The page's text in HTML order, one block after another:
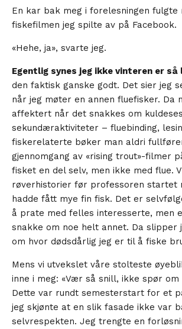
En kar bak meg i forelesningen fulgte
fiskefilmen jeg spilte av på Facebook.
«Hehe, ja», svarte jeg.
Egentlig synes jeg ikke vinteren er så
den faktisk ganske godt. Det sier jeg
når jeg møter en annen fluefisker. Da
affektert når det snakkes om
sekundæraktiviteter – fluebinding,
fiskerelaterte bøker man aldri
gjennomgang av «rising trout»-filmer
fisket en del selv, men ikke med flue.
røverhistorier før professoren startet
hadde fått mye fin fisk. Det er
å prate med felles interesserte, men
snakke om noe helt annet. Da slipper
om hvor dødsdårlig jeg er til å fiske
Mens vi utvekslet våre stolteste
inne i meg: «Vær så snill, ikke spør om
Dette var rundt semesterstart for et
jeg skjønte at en slik fasade ikke var
selvrespekten. Jeg trengte en